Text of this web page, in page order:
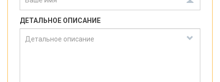
ДЕТАЛЬНОЕ ОПИСАНИЕ